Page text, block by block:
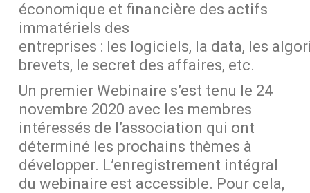
économique et financière des actifs
immatériels des
entreprises : les logiciels, la data, les
brevets, le secret des affaires, etc.
Un premier Webinaire s’est tenu le 24
novembre 2020 avec les membres
intéressés de l’association qui ont
déterminé les prochains thèmes à
développer. L’enregistrement intégral
du webinaire est accessible. Pour cela,